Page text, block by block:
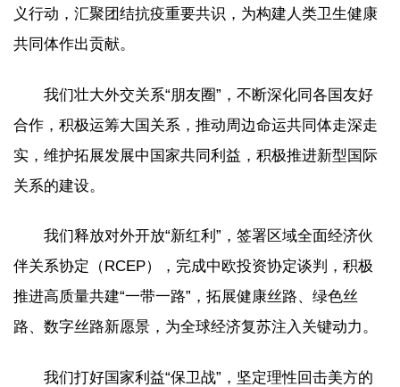
义行动，汇聚团结抗疫重要共识，为构建人类卫生健康
共同体作出贡献。
我们壮大外交关系“朋友圈”，不断深化同各国友好
合作，积极运筹大国关系，推动周边命运共同体走深走
实，维护拓展发展中国家共同利益，积极推进新型国际
关系的建设。
我们释放对外开放“新红利”，签署区域全面经济伙
伴关系协定（RCEP），完成中欧投资协定谈判，积极
推进高质量共建“一带一路”，拓展健康丝路、绿色丝
路、数字丝路新愿景，为全球经济复苏注入关键动力。
我们打好国家利益“保卫战”，坚定理性回击美方的